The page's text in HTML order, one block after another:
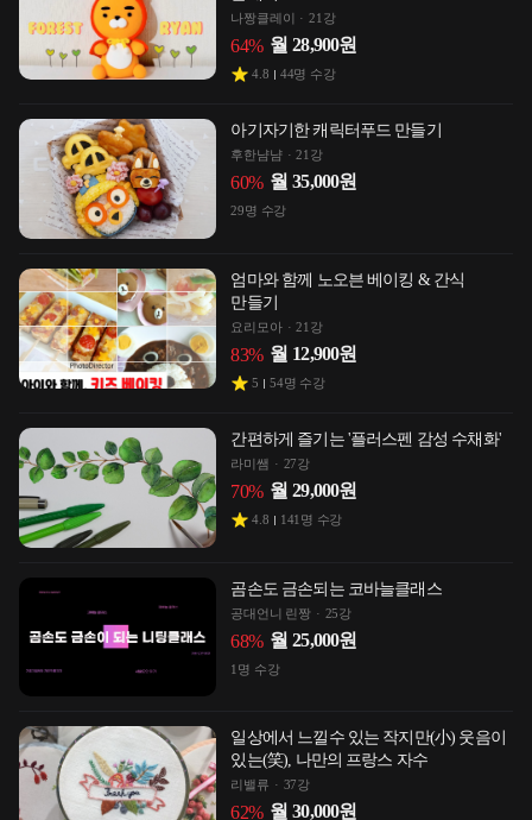
나짱클레이 21강
64% 월 28,900원
4.8 44명 수강
아기자기한 캐릭터푸드 만들기
후한냠냠 21강
60% 월 35,000원
29명 수강
엄마와 함께 노오븐 베이킹 & 간식
만들기
요리모아 21강
83% 월 12,900원
5 54명 수강
간편하게 즐기는 '플러스펜 감성 수채화'
라미쌤 27강
70% 월 29,000원
4.8 141 명 수강
곰손도 금손되는 코바늘클래스
공대언니 린짱 25강
68% 월 25,000원
1 명 수강
일상에서 느낄수 있는 작지만(小) 웃음이
있는(笑), 나만의 프랑스 자수
리밸류 37강
62% 월 30,000원